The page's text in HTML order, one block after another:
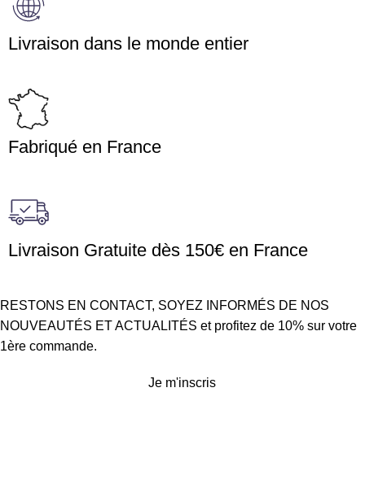
Livraison dans le monde entier
Fabriqué en France
Livraison Gratuite dès 150€ en France
RESTONS EN CONTACT, SOYEZ INFORMÉS DE NOS
NOUVEAUTÉS ET ACTUALITÉS et profitez de 10% sur votre
1ère commande.
Je m'inscris